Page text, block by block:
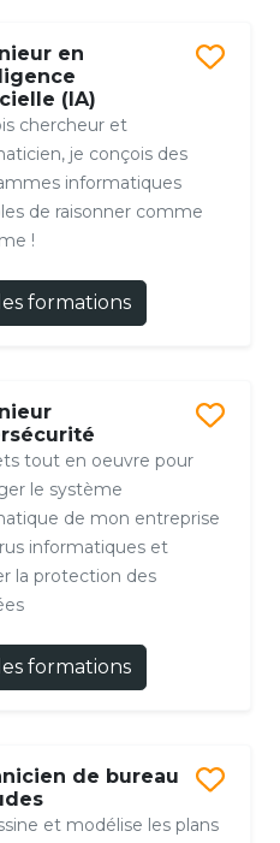
en
(IA)
chercheur et
je conçois des
informatiques
de raisonner comme
!
formations
tout en oeuvre pour
le système
de mon entreprise
informatiques et
la protection des
formations
de bureau
et modélise les plans